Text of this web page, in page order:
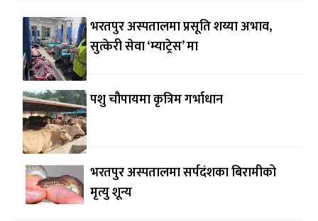
भरतपुर अस्पतालमा प्रसूति शय्या अभाव,
सुत्केरी सेवा ‘म्याट्रेस’ मा
पशु चौपायमा कृत्रिम गर्भाधान
भरतपुर अस्पतालमा सर्पदंशका बिरामीको
मृत्यु शून्य